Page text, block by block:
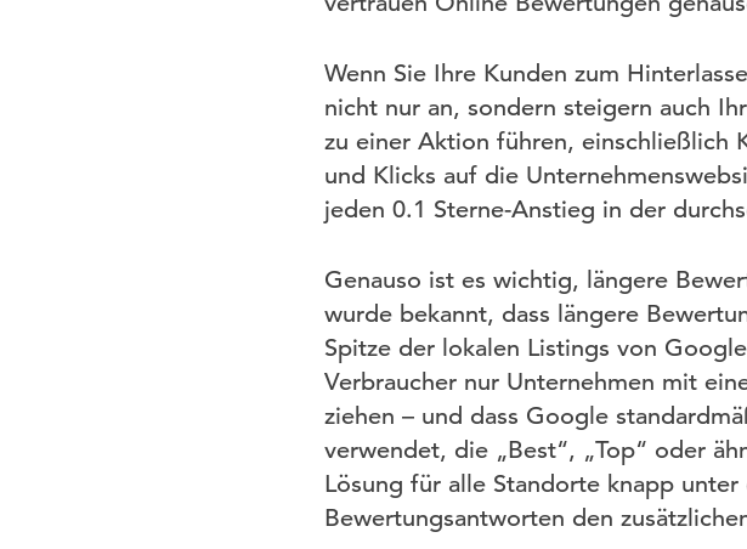
Wenn Sie Ihre Kunden zum
nicht nur an, sondern steigern auch
zu einer Aktion führen, einschließlich
und Klicks auf die
jeden 0.1 Sterne-Anstieg in der
Genauso ist es wichtig, längere
wurde bekannt, dass längere
Spitze der lokalen Listings von
Verbraucher nur Unternehmen mit
ziehen – und dass Google
verwendet, die „Best“, „Top“ oder
Lösung für alle Standorte knapp
Bewertungsantworten den